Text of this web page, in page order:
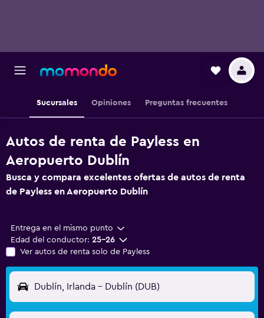
Sucursales Opiniones Preguntas frecuentes
Autos de renta de Payless en
Aeropuerto Dublín
Busca y compara excelentes ofertas de autos de renta
de Payless en Aeropuerto Dublín
Entrega en el mismo punto
Edad del conductor: 25-26
Ver autos de renta solo de Payless
Dublín, Irlanda - Dublín (DUB)